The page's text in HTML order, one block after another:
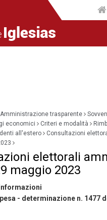
Amministrazione trasparente
economici
Criteri e modalità
all'estero
Consultazioni
elettorali
maggio 2023
- determinazione n. 1477